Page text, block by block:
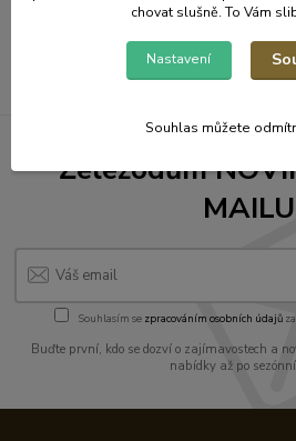
Zobrazit všechny
Železodům
MAILU
Souhlasím se zpracováním osobních údajůza
Buďte první, kdo se dozví o zajímavostech a
nabídky až po
chovat slušně. To Vám
Nastavení
Souhlas můžete